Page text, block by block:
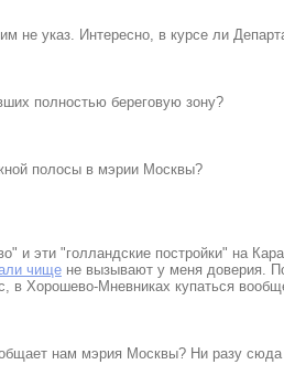
не указ. Интересно, в курсе ли
полностью береговую зону?
полосы в мэрии Москвы?
и эти "голландские постройки" на
чищене вызывают у меня доверия.
в Хорошево-Мневниках купаться
нам мэрия Москвы? Ни разу сюда